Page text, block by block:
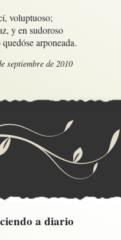
voluptuoso;
y en sudoroso
arponeada.
septiembre de 2010
a diario